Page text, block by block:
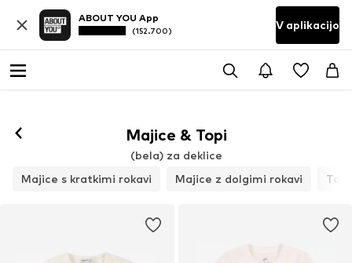
ABOUT YOU App
(152.700) V aplikacijo
Majice & Topi
(bela) za deklice
Majice s kratkimi rokavi
Majice z dolgimi rokavi Topi